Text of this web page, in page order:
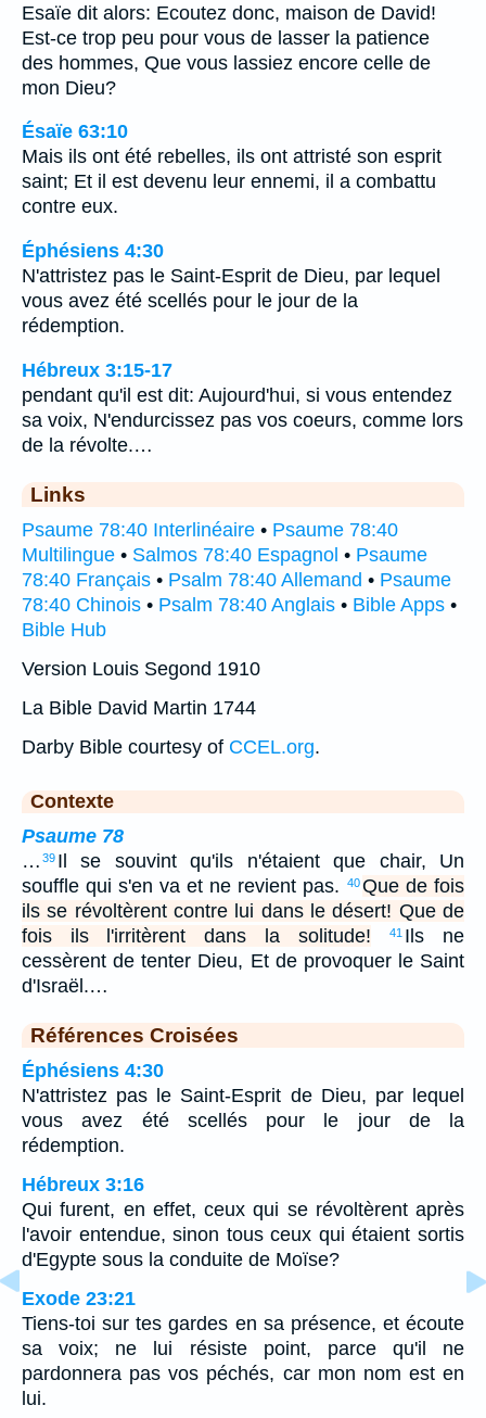
Esaïe dit alors: Ecoutez donc, maison de David!
Est-ce trop peu pour vous de lasser la patience
des hommes, Que vous lassiez encore celle de
mon Dieu?
Ésaïe 63:10
Mais ils ont été rebelles, ils ont attristé son esprit
saint; Et il est devenu leur ennemi, il a combattu
contre eux.
Éphésiens 4:30
N'attristez pas le Saint-Esprit de Dieu, par lequel
vous avez été scellés pour le jour de la
rédemption.
Hébreux 3:15-17
pendant qu'il est dit: Aujourd'hui, si vous entendez
sa voix, N'endurcissez pas vos coeurs, comme lors
de la révolte.…
Links
Psaume 78:40 Interlinéaire • Psaume 78:40
Multilingue • Salmos 78:40 Espagnol • Psaume
78:40 Français • Psalm 78:40 Allemand • Psaume
78:40 Chinois • Psalm 78:40 Anglais • Bible Apps •
Bible Hub
Version Louis Segond 1910
La Bible David Martin 1744
Darby Bible courtesy of CCEL.org.
Contexte
Psaume 78
… 39 Il se souvint qu'ils n'étaient que chair, Un
souffle qui s'en va et ne revient pas.
40Que de fois
ils se révoltèrent contre lui dans le désert! Que de
fois ils l'irritèrent dans la solitude!
41 Ils ne
cessèrent de tenter Dieu, Et de provoquer le Saint
d'Israël.…
Références Croisées
Éphésiens 4:30
N'attristez pas le Saint-Esprit de Dieu, par lequel
vous avez été scellés pour le jour de la
rédemption.
Hébreux 3:16
Qui furent, en effet, ceux qui se révoltèrent après
l'avoir entendue, sinon tous ceux qui étaient sortis
d'Egypte sous la conduite de Moïse?
Exode 23:21
Tiens-toi sur tes gardes en sa présence, et écoute
sa voix; ne lui résiste point, parce qu'il ne
pardonnera pas vos péchés, car mon nom est en
lui.